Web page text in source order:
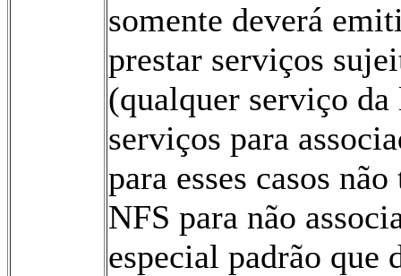
somente deverá
prestar serviços
(qualquer serviço da
serviços para
para esses casos
NFS para não
especial padrão que